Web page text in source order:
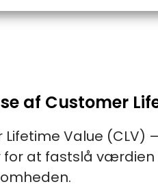
af Customer
Lifetime Value
for at fastslå